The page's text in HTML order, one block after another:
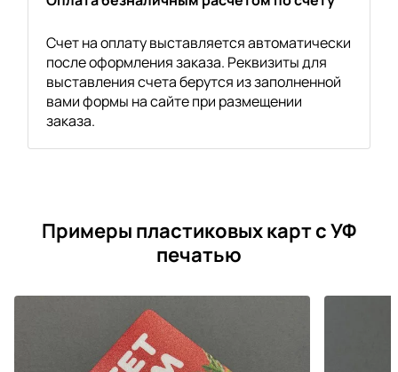
Счет на оплату выставляется автоматически
после оформления заказа. Реквизиты для
выставления счета берутся из заполненной
вами формы на сайте при размещении
заказа.
Примеры пластиковых карт с УФ
печатью